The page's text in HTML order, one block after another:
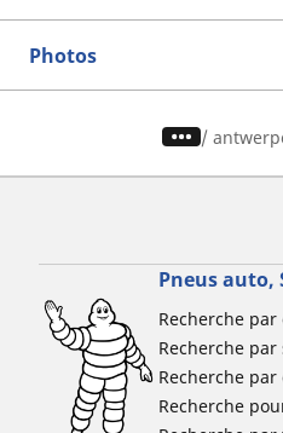
Photos
/
Pneus auto,
Recherche
Recherche par
Recherche
Recherche